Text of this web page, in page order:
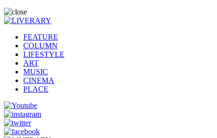
FEATURE
COLUMN
LIFESTYLE
ART
MUSIC
CINEMA
PLACE